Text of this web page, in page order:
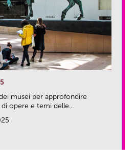
musei per approfondire
opere e temi delle...